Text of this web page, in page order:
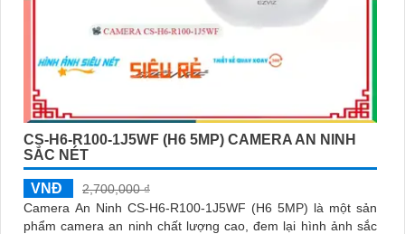
CS-H6-R100-1J5WF (H6 5MP) CAMERA AN NINH
SẮC NÉT
VNĐ
2,700,000 ₫
Camera An Ninh CS-H6-R100-1J5WF (H6 5MP) là một sản
phẩm camera an ninh chất lượng cao, đem lại hình ảnh sắc